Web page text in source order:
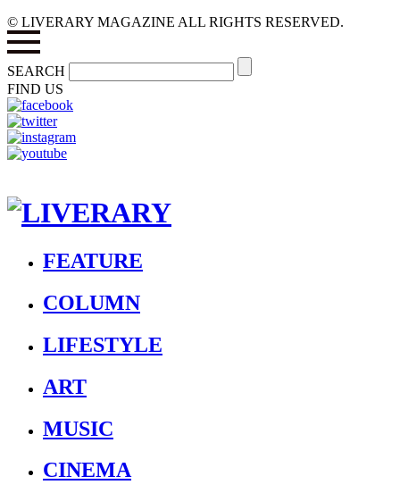
© LIVERARY MAGAZINE ALL RIGHTS RESERVED.
SEARCH
FIND US
FEATURE
COLUMN
LIFESTYLE
ART
MUSIC
CINEMA